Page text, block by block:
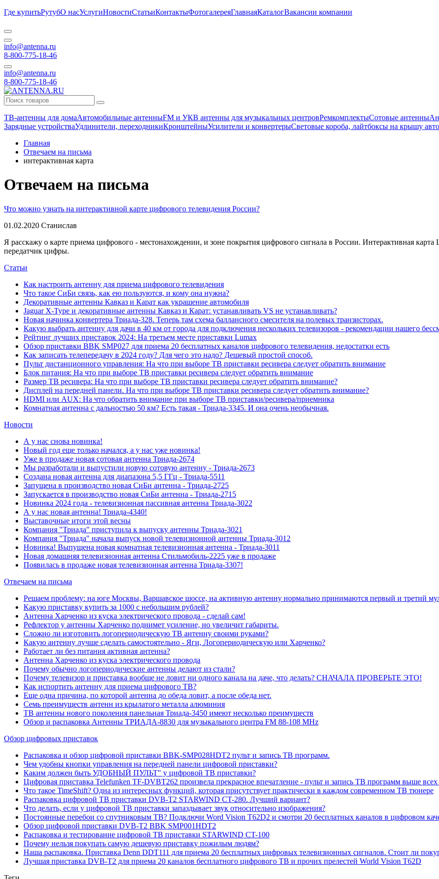
Где купитьРутубО насУслугиНовостиСтатьиКонтактыФотогалереяГлавнаяКаталогВакансии компании
info@antenna.ru
8-800-775-18-46
info@antenna.ru
8-800-775-18-46
ТВ-антенны для домаАвтомобильные антенныFM и УКВ антенны для музыкальных центровРемкомплектыСотовые антенны
Зарядные устройстваУдлинители, переходникиКронштейныУсилители и конвертерыСветовые короба, лайтбоксы на крышу
Главная
Отвечаем на письма
интерактивная карта
Отвечаем на письма
Что можно узнать на интерактивной карте цифрового телевидения России?
01.02.2020 Станислав
Я расскажу о карте приема цифрового - местонахождении, и зоне покрытия цифрового сигнала в России. Интерактивная
передатчик цифры.
Статьи
Как настроить антенну для приема цифрового телевидения
Что такое СиБи связь, как ею пользуются, и кому она нужна?
Декоративные антенны Кавказ и Карат как украшение автомобиля
Jaguar X-Type и декоративные антенны Кавказ и Карат: устанавливать VS не устанавливать?
Новая начинка конвертера Триада-328. Теперь там схема баллансного смесителя на полевых транзисторах.
Какую выбрать антенну для дачи в 40 км от города для подключения нескольких телевизоров - рекомендации нашего
Рейтинг лучших приставок 2024: На третьем месте приставки Lumax
Обзор приставки BBK SMP027 для приема 20 бесплатных каналов цифрового телевидения, недостатки есть
Как записать телепередачу в 2024 году? Для чего это надо? Дешевый простой способ.
Пульт дистанционного управления: На что при выборе ТВ приставки ресивера следует обратить внимание
Блок питания: На что при выборе ТВ приставки ресивера следует обратить внимание
Размер ТВ ресивера: На что при выборе ТВ приставки ресивера следует обратить внимание?
Дисплей на передней панели. На что при выборе ТВ приставки ресивера следует обратить внимание?
HDMI или AUX: На что обратить внимание при выборе ТВ приставки/ресивера/приемника
Комнатная антенна с дальностью 50 км? Есть такая - Триада-3345. И она очень необычная.
Новости
А у нас снова новинка!
Новый год еще только начался, а у нас уже новинка!
Уже в продаже новая сотовая антенна Триада-2674
Мы разработали и выпустили новую сотовую антенну - Триада-2673
Создана новая антенна для диапазона 5,5 ГГц - Триада-5511
Запущена в производство новая СиБи антенна - Триада-2725
Запускается в производство новая СиБи антенна - Триада-2715
Новинка 2024 года - телевизионная пассивная антенна Триада-3022
А у нас новая антенна! Триада-4340!
Выставочные итоги этой весны
Компания "Триада" приступила к выпуску антенны Триада-3021
Компания "Триада" начала выпуск новой телевизионной антенны Триада-3012
Новинка! Выпущена новая комнатная телевизионная антенна - Триада-3011
Новая домашняя телевизионная антенна Стильмобиль-2225 уже в продаже
Появилась в продаже новая телевизионная антенна Триада-3307!
Отвечаем на письма
Решаем проблему: на юге Москвы, Варшавское шоссе, на активную антенну нормально принимаются первый и третий
Какую приставку купить за 1000 с небольшим рублей?
Антенна Харченко из куска электрического провода - сделай сам!
Рефлектор у антенны Харченко поднимет усиление, но увеличит габариты.
Сложно ли изготовить логопериодическую ТВ антенну своими руками?
Какую антенну лучше сделать самостоятельно - Яги, Логопериодическую или Харченко?
Работает ли без питания активная антенна?
Антенна Харченко из куска электрического провода
Почему обычно логопериодические антенны делают из стали?
Почему телевизор и приставка вообще не ловит ни одного канала на даче, что делать? СНАЧАЛА ПРОВЕРЬТЕ ЭТО!
Как испортить антенну для приема цифрового ТВ?
Еще одна причина, по которой антенна до обеда ловит, а после обеда нет.
Семь преимуществ антенн из крылатого металла алюминия
ТВ антенны нового поколения панельная Триада-3450 имеют несколько преимуществ
Обзор и распаковка Антенны ТРИАДА-8830 для музыкального центра FM 88-108 MHz
Обзор цифровых приставок
Распаковка и обзор цифровой приставки BBK-SMP028HDT2 пульт и запись ТВ программ.
Чем удобны кнопки управления на передней панели цифровой приставки?
Каким должен быть УДОБНЫЙ ПУЛЬТ" у цифровой ТВ приставки?
Цифровая приставка Telefunken TF-DVBT262 произвела прекрасное впечатление - пульт и запись ТВ программ выше
Что такое TimeShift? Одна из интересных функций, которая присутствует практически в каждом современном ТВ тюнере
Распаковка цифровой ТВ приставки DVB-T2 STARWIND CT-280. Лучший вариант?
Что делать, если у цифровой ТВ приставки запаздывает звук относительно изображения?
Постоянные перебои со спутниковым ТВ? Подключи Word Vision T62D2 и смотри 20 бесплатных каналов в цифровом
Обзор цифровой приставки DVB-T2 BBK SMP001HDT2
Распаковка и тестирование цифровой ТВ приставки STARWIND CT-100
Почему нельзя покупать самую дешевую приставку пожилым людям?
Наша распаковка. Приставка Denn DDT111 для приема 20 бесплатных цифровых телевизионных сигналов. Стоит ли
Лучшая приставка DVB-T2 для приема 20 каналов бесплатного цифрового ТВ и прочих прелестей World Vision T62D